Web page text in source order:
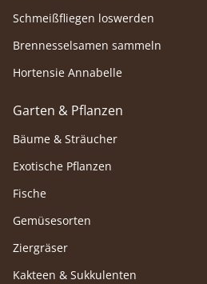
Schmeißfliegen loswerden
Brennesselsamen sammeln
Hortensie Annabelle
Garten & Pflanzen
Bäume & Sträucher
Exotische Pflanzen
Fische
Gemüsesorten
Ziergräser
Kakteen & Sukkulenten